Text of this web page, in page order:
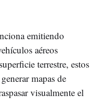
emitiendo
aéreos
terrestre, estos
mapas de
visualmente el